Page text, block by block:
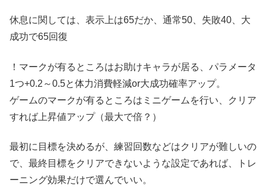
休息に関しては、表示上は65だか、通常50、失敗40、大
成功で65回復
！マークが有るところはお助けキャラが居る、パラメータ
1つ+0.2～0.5と体力消費軽減or大成功確率アップ。
ゲームのマークが有るところはミニゲームを行い、クリア
すれば上昇値アップ（最大で倍？）
最初に目標を決めるが、練習回数などはクリアが難しいの
で、最終目標をクリアできないような設定であれば、トレ
ーニング効果だけで選んでいい。